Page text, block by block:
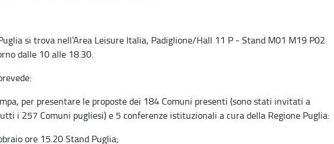
si trova nell’Area Leisure Italia, Padiglione/Hall 11 P - Stand M01 M19 P02
dalle 10 alle 18.30.
per presentare le proposte dei 184 Comuni presenti (sono stati invitati a
i 257 Comuni pugliesi) e 5 conferenze istituzionali a cura della Regione Puglia:
ore 15.20 Stand Puglia;